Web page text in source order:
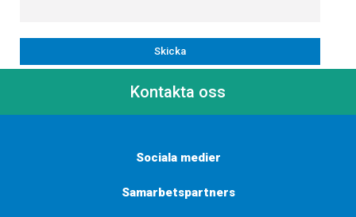
Kontakta oss
Sociala medier
Samarbetspartners